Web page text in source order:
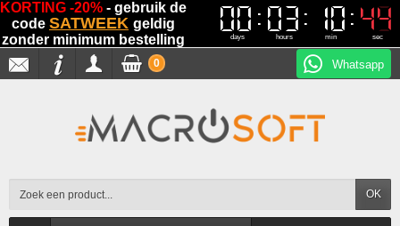
KORTING -20% - gebruik de
code SATWEEK geldig
zonder minimum bestelling
00
00
days
03
03
hours
10
10
min
44
44
sec
Whatsapp
OK
0